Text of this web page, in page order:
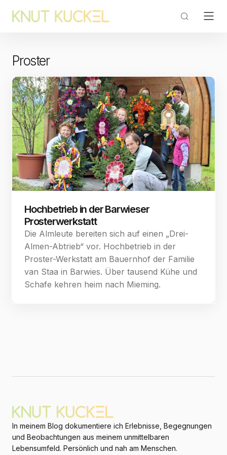
Proster
Hochbetrieb in der Barwieser
Prosterwerkstatt
Die Almleute bereiten sich auf einen „Drei-
Almen-Abtrieb“ vor. Hochbetrieb in der
Proster-Werkstatt am Bauernhof der Familie
van Staa in Barwies. Über tausend Kühe und
Schafe kehren heim nach Mieming.
In meinem Blog dokumentiere ich Erlebnisse, Begegnungen
und Beobachtungen aus meinem unmittelbaren
Lebensumfeld. Persönlich und nah am Menschen.